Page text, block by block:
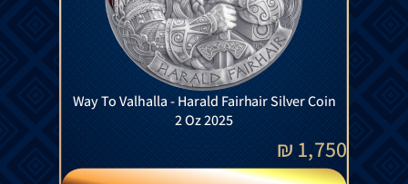
Way To Valhalla - Harald Fairhair Silver Coin
2 Oz 2025
1,750
₪